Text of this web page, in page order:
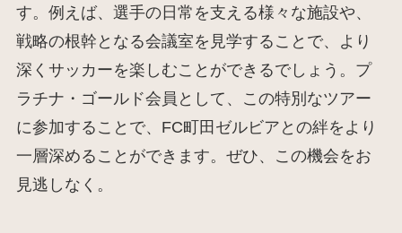
す。例えば、選手の日常を支える様々な施設や、
戦略の根幹となる会議室を見学することで、より
深くサッカーを楽しむことができるでしょう。プ
ラチナ・ゴールド会員として、この特別なツアー
に参加することで、FC町田ゼルビアとの絆をより
一層深めることができます。ぜひ、この機会をお
見逃しなく。